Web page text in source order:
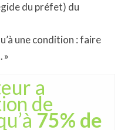
du préfet) du
une condition : faire
»
a
de
75% de